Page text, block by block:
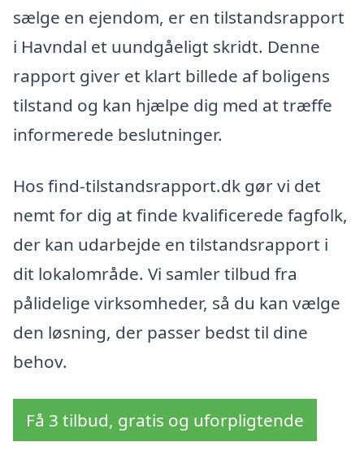
sælge en ejendom, er en tilstandsrapport
i Havndal et uundgåeligt skridt. Denne
rapport giver et klart billede af boligens
tilstand og kan hjælpe dig med at træffe
informerede beslutninger.
Hos find-tilstandsrapport.dk gør vi det
nemt for dig at finde kvalificerede fagfolk,
der kan udarbejde en tilstandsrapport i
dit lokalområde. Vi samler tilbud fra
pålidelige virksomheder, så du kan vælge
den løsning, der passer bedst til dine
behov.
Få 3 tilbud, gratis og uforpligtende